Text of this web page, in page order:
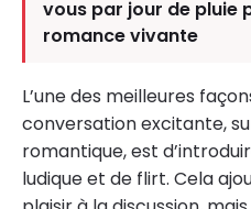
vous par jour de pluie
romance vivante
L’une des meilleures
conversation excitante,
romantique, est
ludique et de flirt. Cela